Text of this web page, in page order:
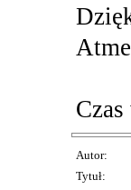
Autor:
Tytuł: